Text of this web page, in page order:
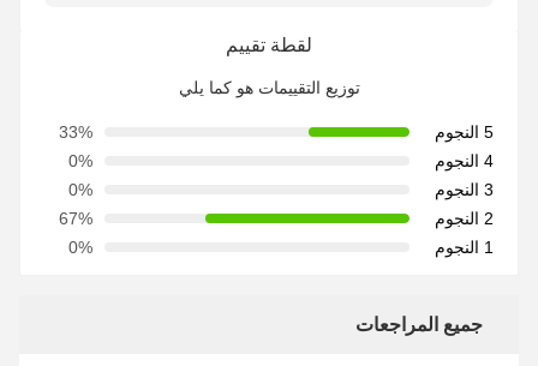
لقطة تقييم
توزيع التقييمات هو كما يلي
5 النجوم
33%
4 النجوم
0%
3 النجوم
0%
2 النجوم
67%
1 النجوم
0%
جميع المراجعات